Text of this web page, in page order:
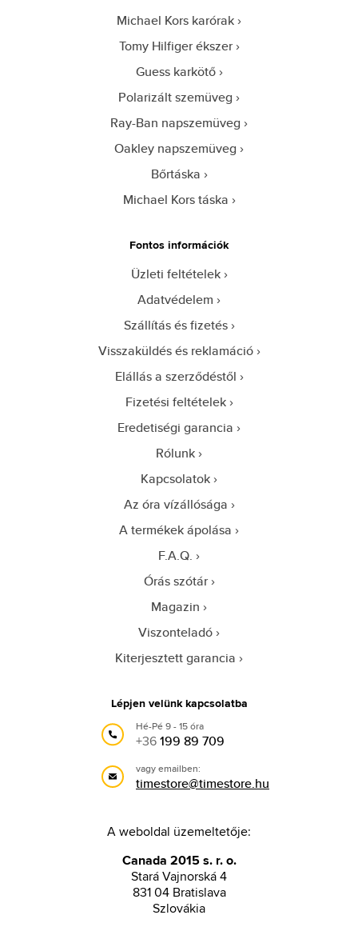
Michael Kors karórak
Tomy Hilfiger ékszer
Guess karkötő
Polarizált szemüveg
Ray-Ban napszemüveg
Oakley napszemüveg
Bőrtáska
Michael Kors táska
Fontos információk
Üzleti feltételek
Adatvédelem
Szállítás és fizetés
Visszaküldés és reklamáció
Elállás a szerződéstől
Fizetési feltételek
Eredetiségi garancia
Rólunk
Kapcsolatok
Az óra vízállósága
A termékek ápolása
F.A.Q.
Órás szótár
Magazin
Viszonteladó
Kiterjesztett garancia
Lépjen velünk kapcsolatba
Hé-Pé 9 - 15 óra
+36199 89 709
vagy emailben:
timestore@timestore.hu
A weboldal üzemeltetője:
Canada 2015 s. r. o.
Stará Vajnorská 4
831 04 Bratislava
Szlovákia